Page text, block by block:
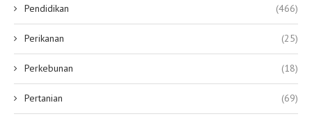
Pendidikan (466)
Perikanan (25)
Perkebunan (18)
Pertanian (69)